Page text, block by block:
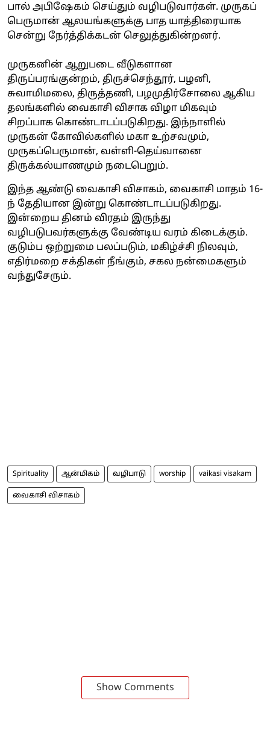
பால் அபிஷேகம் செய்தும் வழிபடுவார்கள். முருகப்
பெருமான் ஆலயங்களுக்கு பாத யாத்திரையாக
சென்று நேர்த்திக்கடன் செலுத்துகின்றனர்.
முருகனின் ஆறுபடை வீடுகளான
திருப்பரங்குன்றம், திருச்செந்தூர், பழனி,
சுவாமிமலை, திருத்தணி, பழமுதிர்சோலை ஆகிய
தலங்களில் வைகாசி விசாக விழா மிகவும்
சிறப்பாக கொண்டாடப்படுகிறது. இந்நாளில்
முருகன் கோவில்களில் மகா உற்சவமும்,
முருகப்பெருமான், வள்ளி-தெய்வானை
திருக்கல்யாணமும் நடைபெறும்.
இந்த ஆண்டு வைகாசி விசாகம், வைகாசி மாதம் 16-
ந் தேதியான இன்று கொண்டாடப்படுகிறது.
இன்றைய தினம் விரதம் இருந்து
வழிபடுபவர்களுக்கு வேண்டிய வரம் கிடைக்கும்.
குடும்ப ஒற்றுமை பலப்படும், மகிழ்ச்சி நிலவும்,
எதிர்மறை சக்திகள் நீங்கும், சகல நன்மைகளும்
வந்துசேரும்.
Spirituality ஆன்மிகம் வழிபாடு worship vaikasi visakam
வைகாசி விசாகம்
Show Comments